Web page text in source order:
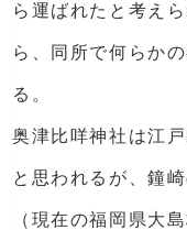
ら運ばれたと考え
ら、同所で何らか
る。
奥津比咩神社は江
と思われるが、鐘
（現在の福岡県大